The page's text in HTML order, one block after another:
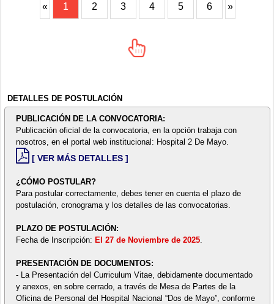
« 1 2 3 4 5 6 »
DETALLES DE POSTULACIÓN
PUBLICACIÓN DE LA CONVOCATORIA:
Publicación oficial de la convocatoria, en la opción trabaja con
nosotros, en el portal web institucional: Hospital 2 De Mayo.
[ VER MÁS DETALLES ]
¿CÓMO POSTULAR?
Para postular correctamente, debes tener en cuenta el plazo de
postulación, cronograma y los detalles de las convocatorias.
PLAZO DE POSTULACIÓN:
Fecha de Inscripción: El 27 de Noviembre de 2025.
PRESENTACIÓN DE DOCUMENTOS:
- La Presentación del Curriculum Vitae, debidamente documentado
y anexos, en sobre cerrado, a través de Mesa de Partes de la
Oficina de Personal del Hospital Nacional “Dos de Mayo”, conforme